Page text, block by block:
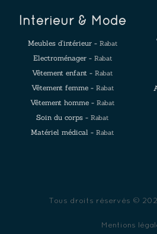
Intérieur & Mode
Meubles d'intérieur - Rabat
Electroménager - Rabat
Vêtement enfant - Rabat
Vêtement femme - Rabat
Vêtement homme - Rabat
Soin du corps - Rabat
Matériel médical - Rabat
Tous droits réservés ©
Mentions